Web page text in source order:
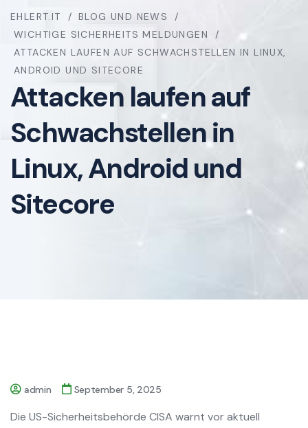
EHLERT.IT
BLOG UND NEWS
WICHTIGE SICHERHEITS MELDUNGEN
ATTACKEN LAUFEN AUF SCHWACHSTELLEN IN LINUX,
ANDROID UND SITECORE
Attacken laufen auf
Schwachstellen in
Linux, Android und
Sitecore
admin September 5, 2025
Die US-Sicherheitsbehörde CISA warnt vor aktuell